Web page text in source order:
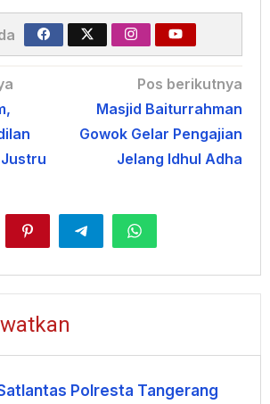
Pos berikutnya
Masjid Baiturrahman
Gowok Gelar Pengajian
Jelang Idhul Adha
Polresta Tangerang